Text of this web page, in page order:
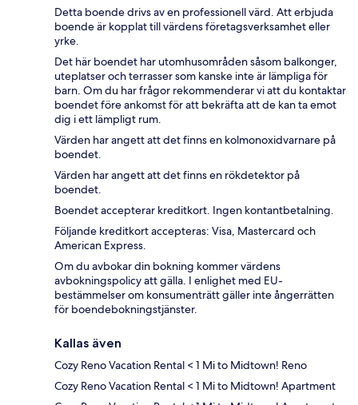
Detta boende drivs av en professionell värd. Att erbjuda
boende är kopplat till värdens företagsverksamhet eller
yrke.
Det här boendet har utomhusområden såsom balkonger,
uteplatser och terrasser som kanske inte är lämpliga för
barn. Om du har frågor rekommenderar vi att du kontaktar
boendet före ankomst för att bekräfta att de kan ta emot
dig i ett lämpligt rum.
Värden har angett att det finns en kolmonoxidvarnare på
boendet.
Värden har angett att det finns en rökdetektor på
boendet.
Boendet accepterar kreditkort. Ingen kontantbetalning.
Följande kreditkort accepteras: Visa, Mastercard och
American Express.
Om du avbokar din bokning kommer värdens
avbokningspolicy att gälla. I enlighet med EU-
bestämmelser om konsumenträtt gäller inte ångerrätten
för boendebokningstjänster.
Kallas även
Cozy Reno Vacation Rental < 1 Mi to Midtown! Reno
Cozy Reno Vacation Rental < 1 Mi to Midtown! Apartment